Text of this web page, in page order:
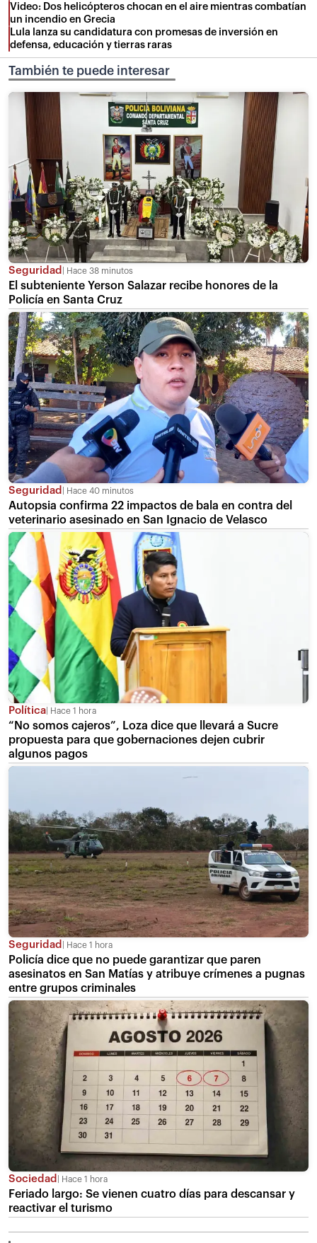
Video: Dos helicópteros chocan en el aire mientras combatían
un incendio en Grecia
Lula lanza su candidatura con promesas de inversión en
defensa, educación y tierras raras
También te puede interesar
Seguridad Hace 38 minutos
El subteniente Yerson Salazar recibe honores de la
Policía en Santa Cruz
Seguridad Hace 40 minutos
Autopsia confirma 22 impactos de bala en contra del
veterinario asesinado en San Ignacio de Velasco
Política Hace 1 hora
“No somos cajeros”, Loza dice que llevará a Sucre
propuesta para que gobernaciones dejen cubrir
algunos pagos
Seguridad Hace 1 hora
Policía dice que no puede garantizar que paren
asesinatos en San Matías y atribuye crímenes a pugnas
entre grupos criminales
Sociedad Hace 1 hora
Feriado largo: Se vienen cuatro días para descansar y
reactivar el turismo